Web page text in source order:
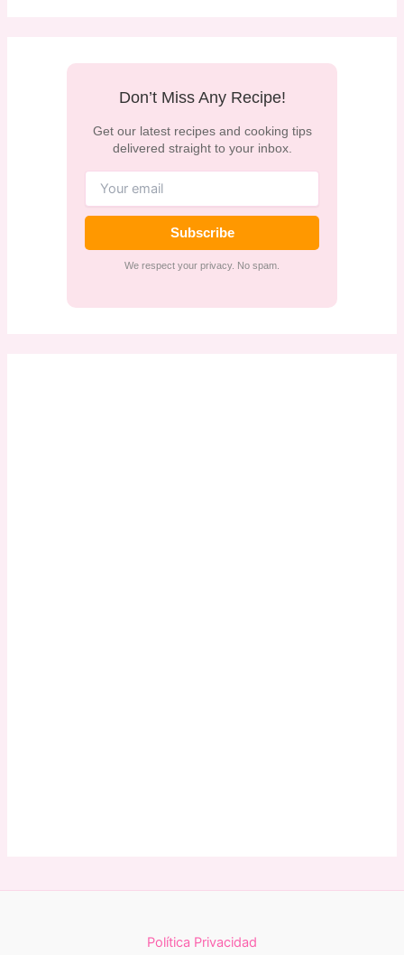
Don’t Miss Any Recipe!
Get our latest recipes and cooking tips
delivered straight to your inbox.
Subscribe
We respect your privacy. No spam.
Política Privacidad